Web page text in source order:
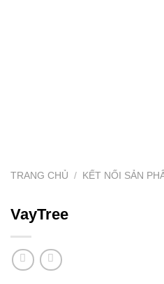
TRANG CHỦ / KẾT NỐI SẢN
VayTree